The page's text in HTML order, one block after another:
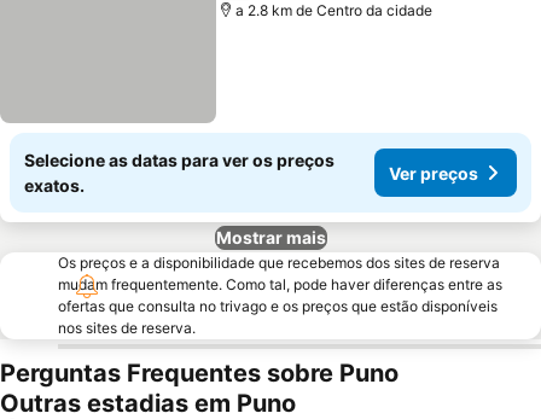
a 2.8 km de Centro da cidade
Selecione as datas para ver os preços
exatos.
Ver preços
Mostrar mais
Os preços e a disponibilidade que recebemos dos sites de reserva
mudam frequentemente. Como tal, pode haver diferenças entre as
ofertas que consulta no trivago e os preços que estão disponíveis
nos sites de reserva.
Perguntas Frequentes sobre Puno
Outras estadias em Puno